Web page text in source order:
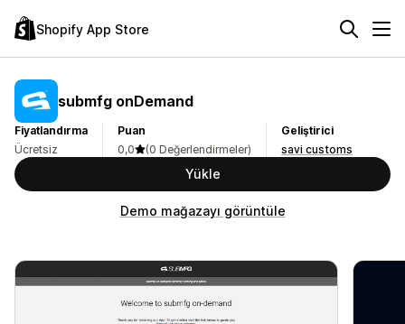
Shopify App Store
submfg onDemand
Fiyatlandırma
Ücretsiz
Puan
0,0
(0 Değerlendirmeler)
Geliştirici
savi customs
Yükle
Demo mağazayı görüntüle